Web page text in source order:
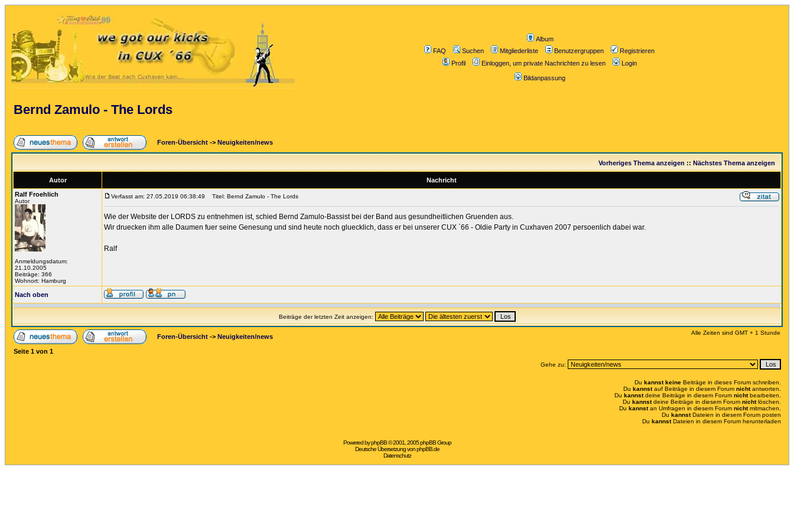
Album
FAQ
Suchen Mitgliederliste Benutzergruppen
Registrieren
Profil
Einloggen, um private Nachrichten zu lesen Login
Bildanpassung
Bernd Zamulo - The Lords
Foren-Übersicht -> Neuigkeiten/news
Vorheriges Thema anzeigen :: Nächstes Thema anzeigen
Autor
Nachricht
Ralf Froehlich
Autor
Anmeldungsdatum:
21.10.2005
Beiträge: 366
Wohnort: Hamburg
Verfasst am: 27.05.2019 06:38:49 Titel: Bernd Zamulo - The Lords
Wie der Website der LORDS zu entnehmen ist, schied Bernd Zamulo-Bassist bei der Band aus gesundheitlichen Gruenden aus.
Wir druecken ihm alle Daumen fuer seine Genesung und sind heute noch gluecklich, dass er bei unserer CUX `66 - Oldie Party in Cuxhaven 2007 persoenlich dabei war.
Ralf
Nach oben
Beiträge der letzten Zeit anzeigen:
Foren-Übersicht -> Neuigkeiten/news
Alle Zeiten sind GMT + 1 Stunde
Seite 1 von 1
Gehe zu:
Du kannst keine Beiträge in dieses Forum schreiben.
Du kannstauf Beiträge in diesem Forum nichtantworten.
Du kannstdeine Beiträge in diesem Forum nichtbearbeiten.
Du kannstdeine Beiträge in diesem Forum nichtlöschen.
Du kannstan Umfragen in diesem Forum nichtmitmachen.
Du kannstDateien in diesem Forum posten
Du kannstDateien in diesem Forum herunterladen
Powered byphpBB© 2001, 2005 phpBB Group
Deutsche Übersetzung vonphpBB.de
Datenschutz